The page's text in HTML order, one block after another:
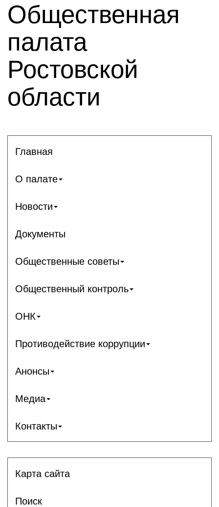
Общественная
палата
Ростовской
области
Главная
О палате
Новости
Документы
Общественные советы
Общественный контроль
ОНК
Противодействие коррупции
Анонсы
Медиа
Контакты
Карта сайта
Поиск